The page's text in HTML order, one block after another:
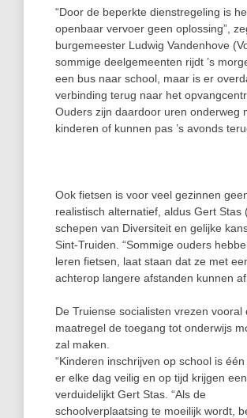
“Door de beperkte dienstregeling is
openbaar vervoer geen oplossing”,
burgemeester Ludwig Vandenhove
sommige deelgemeenten rijdt ’s
een bus naar school, maar is er
verbinding terug naar het
Ouders zijn daardoor uren onderweg
kinderen of kunnen pas ’s avonds
Ook fietsen is voor veel gezinnen
realistisch alternatief, aldus Gert Stas
schepen van Diversiteit en gelijke
Sint-Truiden. “Sommige ouders
leren fietsen, laat staan dat ze met
achterop langere afstanden kunnen
De Truiense socialisten vrezen vooral
maatregel de toegang tot onderwijs
zal maken.
“Kinderen inschrijven op school is
er elke dag veilig en op tijd krijgen een
verduidelijkt Gert Stas. “Als de
schoolverplaatsing te moeilijk wordt,